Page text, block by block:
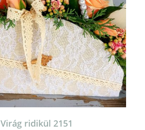
Virág ridikül 2151